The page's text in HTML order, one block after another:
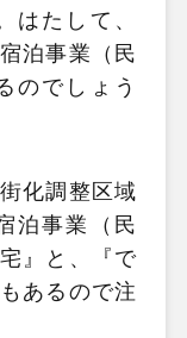
はたして、
泊事業（民
のでしょう
化調整区域
泊事業（民
』と、『で
あるので注